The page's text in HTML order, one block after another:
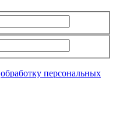
обработку персональных